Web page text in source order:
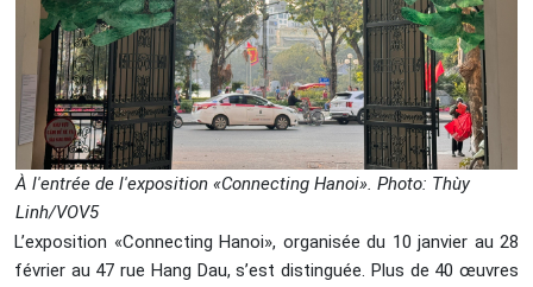
À l'entrée de l'exposition «Connecting Hanoi». Photo: Thùy
Linh/VOV5
L’exposition «Connecting Hanoi», organisée du 10 janvier au 28
février au 47 rue Hang Dau, s’est distinguée. Plus de 40 œuvres